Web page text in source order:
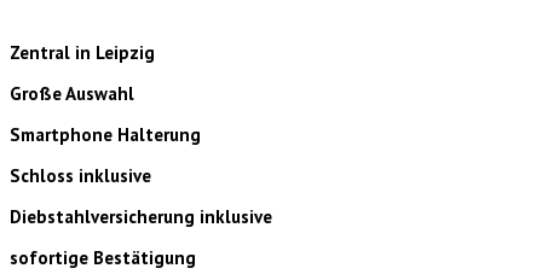
Zentral in Leipzig
Große Auswahl
Smartphone Halterung
Schloss inklusive
Diebstahlversicherung inklusive
sofortige Bestätigung